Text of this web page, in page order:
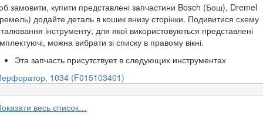
замовити, купити представлені запчастини Bosch (Бош), Dremel
додайте деталь в кошик внизу сторінки. Подивитися схему
інструменту, для якої використовуються представлені
можна вибрати зі списку в правому вікні.
Эта запчасть присутствует в следующих инструментах
1034 (F015103401)
весь список…